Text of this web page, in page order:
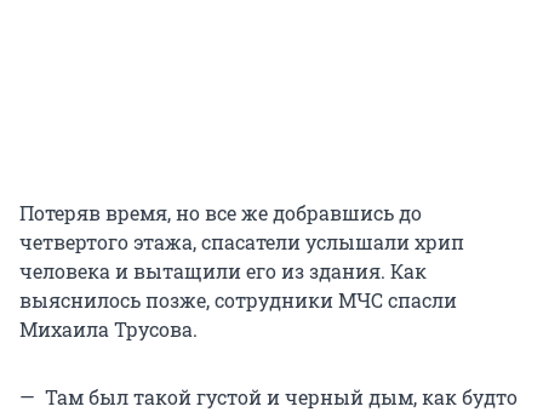
Потеряв время, но все же добравшись до
четвертого этажа, спасатели услышали хрип
человека и вытащили его из здания. Как
выяснилось позже, сотрудники МЧС спасли
Михаила Трусова.
— Там был такой густой и черный дым, как будто